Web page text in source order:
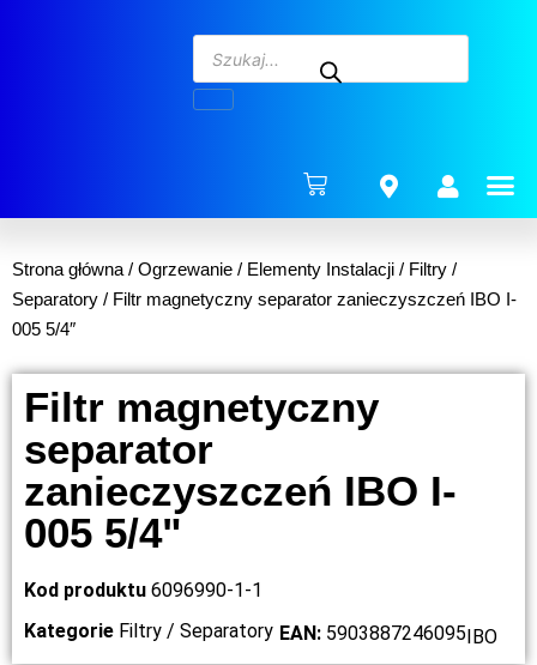
Strona główna / Ogrzewanie / Elementy Instalacji / Filtry /
Separatory / Filtr magnetyczny separator zanieczyszczeń IBO I-
005 5/4″
Filtr magnetyczny
separator
zanieczyszczeń IBO I-
005 5/4"
Kod produktu 6096990-1-1
Kategorie Filtry / Separatory EAN: 5903887246095IBO